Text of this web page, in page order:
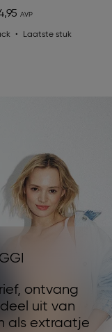
Laatste stuk
ontvang
uit van
als extraatje